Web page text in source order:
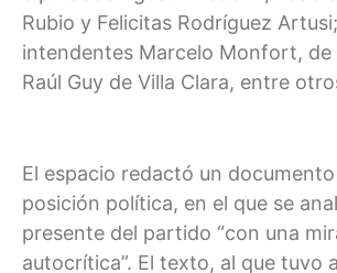
Rubio y Felicitas Rodríguez
intendentes Marcelo Monfort, de
Raúl Guy de Villa Clara, entre
El espacio redactó un
posición política, en el que se
presente del partido “con una
autocrítica”. El texto, al que tuvo